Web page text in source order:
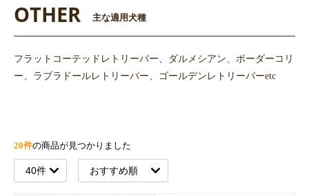
OTHER 主な適用犬種
フラットコーテッドレトリーバー、ダルメシアン、ボーダーコリ
ー、ラブラドールレトリーバー、ゴールデンレトリーバーetc
20件の商品が見つかりました